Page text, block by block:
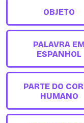
OBJETO
PALAVRA EM
ESPANHOL
PARTE DO
HUMANO